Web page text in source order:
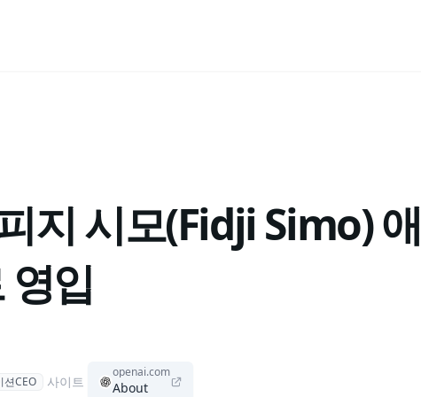
지 시모(Fidji Simo) 애
영입
션CEO 사이트
openai.com
About